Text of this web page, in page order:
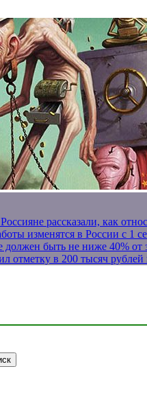
рассказали, как
изменятся в России с 1
быть не ниже 40% от
отметку в 200 тысяч рублей